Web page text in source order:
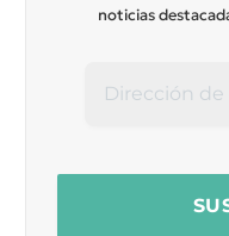
noticias